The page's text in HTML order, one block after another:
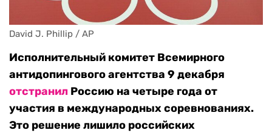
David J. Phillip / AP
Исполнительный комитет Всемирного
антидопингового агентства 9 декабря
отстранил Россию на четыре года от
участия в международных соревнованиях.
Это решение лишило российских